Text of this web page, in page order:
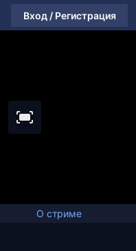
Вход / Регистрация
О стриме